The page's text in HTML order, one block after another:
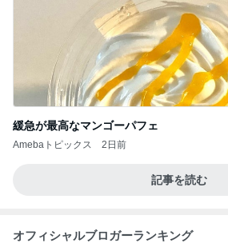
緩急が最高なマンゴーパフェ
Amebaトピックス 2日前
記事を読む
オフィシャルブロガーランキング